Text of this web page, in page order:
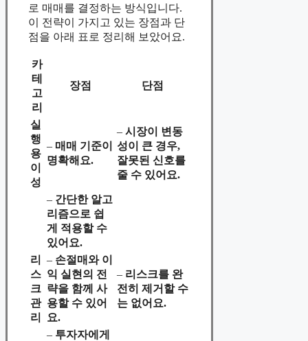
로 매매를 결정하는 방식입니다.
이 전략이 가지고 있는 장점과 단
점을 아래 표로 정리해 보았어요.
카
테
고
리
장점 단점
실
행
용
이
성
– 매매 기준이
명확해요.
– 시장이 변동
성이 큰 경우,
잘못된 신호를
줄 수 있어요.
– 간단한 알고
리즘으로 쉽
게 적용할 수
있어요.
리
스
크
관
리
– 손절매와 이
익 실현의 전
략을 함께 사
용할 수 있어
요.
– 리스크를 완
전히 제거할 수
는 없어요.
– 투자자에게